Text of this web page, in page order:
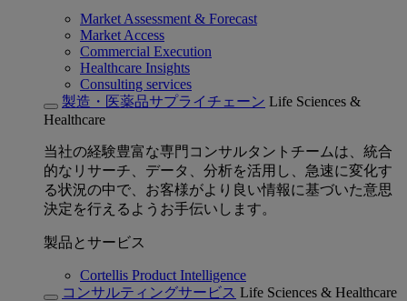
Market Assessment & Forecast
Market Access
Commercial Execution
Healthcare Insights
Consulting services
製造・医薬品サプライチェーン Life Sciences &
Healthcare
当社の経験豊富な専門コンサルタントチームは、統合
的なリサーチ、データ、分析を活用し、急速に変化す
る状況の中で、お客様がより良い情報に基づいた意思
決定を行えるようお手伝いします。
製品とサービス
Cortellis Product Intelligence
コンサルティングサービス Life Sciences & Healthcare